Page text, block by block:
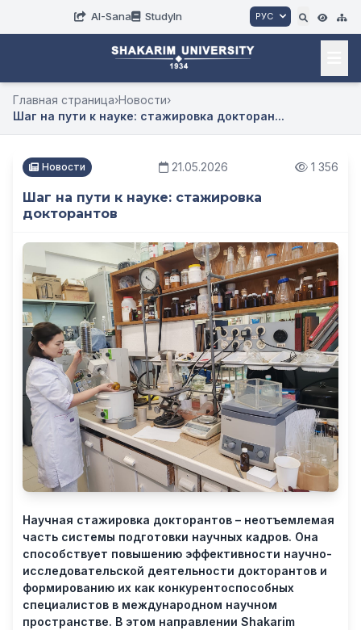
AI-Sana StudyIn РУС
Главная страница›Новости›
Шаг на пути к науке: стажировка докторан...
Новости 21.05.2026 1 356
Шаг на пути к науке: стажировка
докторантов
Научная стажировка докторантов – неотъемлемая
часть системы подготовки научных кадров. Она
способствует повышению эффективности научно-
исследовательской деятельности докторантов и
формированию их как конкурентоспособных
специалистов в международном научном
пространстве. В этом направлении Shakarim